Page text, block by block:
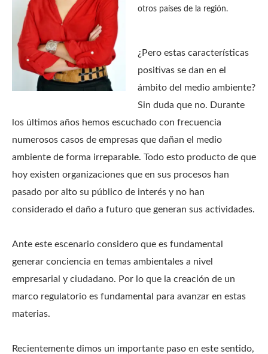
otros países de la región.
¿Pero estas características
positivas se dan en el
ámbito del medio ambiente?
Sin duda que no. Durante
los últimos años hemos escuchado con frecuencia
numerosos casos de empresas que dañan el medio
ambiente de forma irreparable. Todo esto producto de que
hoy existen organizaciones que en sus procesos han
pasado por alto su público de interés y no han
considerado el daño a futuro que generan sus actividades.
Ante este escenario considero que es fundamental
generar conciencia en temas ambientales a nivel
empresarial y ciudadano. Por lo que la creación de un
marco regulatorio es fundamental para avanzar en estas
materias.
Recientemente dimos un importante paso en este sentido,